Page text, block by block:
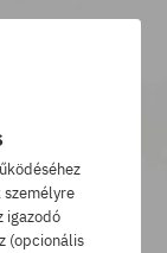
személyre
igazodó
(opcionális